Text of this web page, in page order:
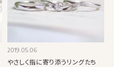
2019.05.06
やさしく指に寄り添うリングたち